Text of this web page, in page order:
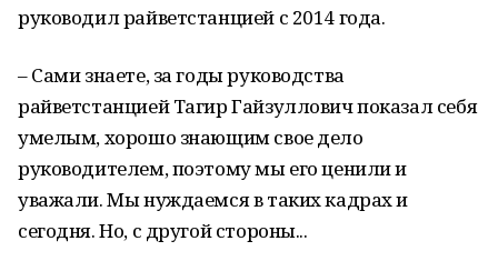
руководил райветстанцией с 2014 года.
– Сами знаете, за годы руководства
райветстанцией Тагир Гайзуллович показал себя
умелым, хорошо знающим свое дело
руководителем, поэтому мы его ценили и
уважали. Мы нуждаемся в таких кадрах и
сегодня. Но, с другой стороны...